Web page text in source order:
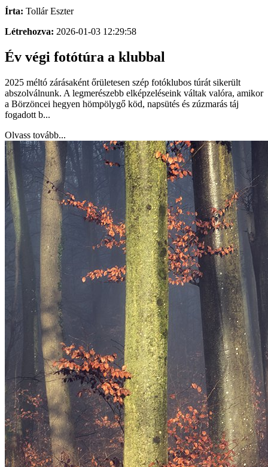
Írta: Tollár Eszter
Létrehozva: 2026-01-03 12:29:58
Év végi fotótúra a klubbal
2025 méltó zárásaként őrületesen szép fotóklubos túrát sikerült
abszolválnunk. A legmerészebb elképzeléseink váltak valóra, amikor
a Börzöncei hegyen hömpölygő köd, napsütés és zúzmarás táj
fogadott b...
Olvass tovább...